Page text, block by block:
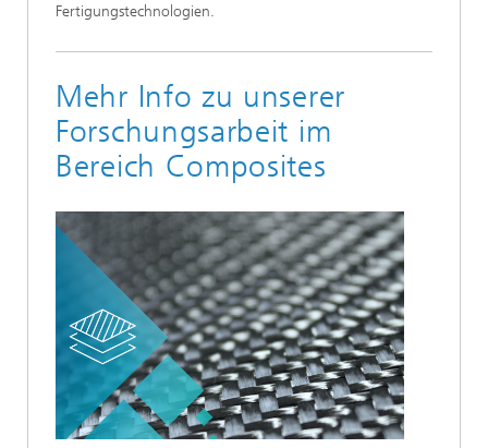
Fertigungstechnologien.
Mehr Info zu unserer
Forschungsarbeit im
Bereich Composites